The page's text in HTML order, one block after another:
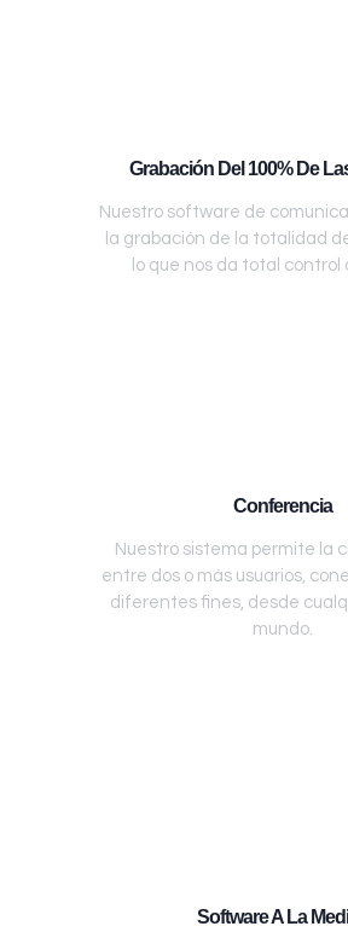
Grabación Del 100% De
Nuestro software de
la grabación de la totalidad
lo que nos da total control
Conferencia
Nuestro sistema permite la
entre dos o más usuarios,
diferentes fines, desde
mundo.
Software A La